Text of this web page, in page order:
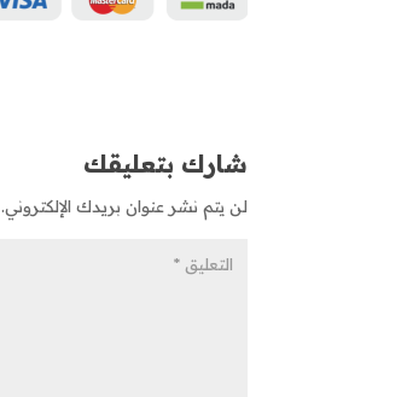
شارك بتعليقك
لن يتم نشر عنوان بريدك الإلكتروني.